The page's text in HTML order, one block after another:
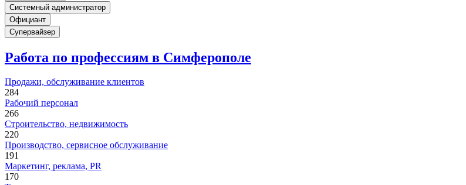
Системный администратор
Официант
Супервайзер
Работа по профессиям в Симферополе
Продажи, обслуживание клиентов
284
Рабочий персонал
266
Строительство, недвижимость
220
Производство, сервисное обслуживание
191
Маркетинг, реклама, PR
170